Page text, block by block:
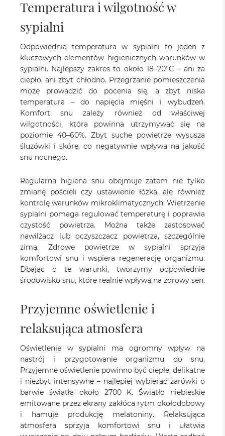
Temperatura i wilgotność w
sypialni
Odpowiednia temperatura w sypialni to jeden z
kluczowych elementów higienicznych warunków w
sypialni. Najlepszy zakres to około 18–20°C – ani za
ciepło, ani zbyt chłodno. Przegrzanie pomieszczenia
może prowadzić do pocenia się, a zbyt niska
temperatura – do napięcia mięśni i wybudzeń.
Komfort snu zależy również od właściwej
wilgotności, która powinna utrzymywać się na
poziomie 40–60%. Zbyt suche powietrze wysusza
śluzówki i skórę, co negatywnie wpływa na jakość
snu nocnego.
Regularna higiena snu obejmuje zatem nie tylko
zmianę pościeli czy ustawienie łóżka, ale również
kontrolę warunków mikroklimatycznych. Wietrzenie
sypialni pomaga regulować temperaturę i poprawia
czystość powietrza. Można także zastosować
nawilżacz lub oczyszczacz powietrza, szczególnie
zimą. Zdrowe powietrze w sypialni sprzyja
komfortowi snu i wspiera regenerację organizmu.
Dbając o te warunki, tworzymy odpowiednie
środowisko snu, które realnie wpływa na zdrowy sen.
Przyjemne oświetlenie i
relaksująca atmosfera
Oświetlenie w sypialni ma ogromny wpływ na
nastrój i przygotowanie organizmu do snu.
Przyjemne oświetlenie powinno być ciepłe, delikatne
i niezbyt intensywne – najlepiej wybierać żarówki o
barwie światła około 2700 K. Światło niebieskie
emitowane przez ekrany zakłóca rytm okołodobowy
i hamuje produkcję melatoniny. Relaksująca
atmosfera sprzyja komfortowi snu i ułatwia